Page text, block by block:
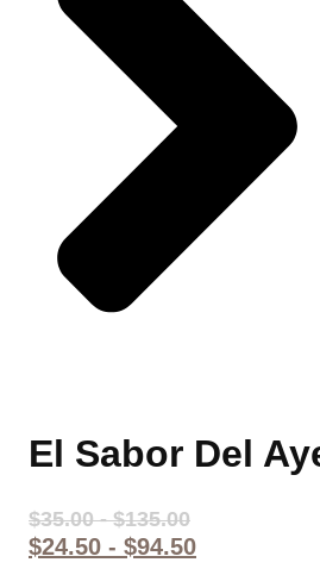
El Sabor Del
$35.00 - $135.00Rango
de
$24.50 - $94.50Rango